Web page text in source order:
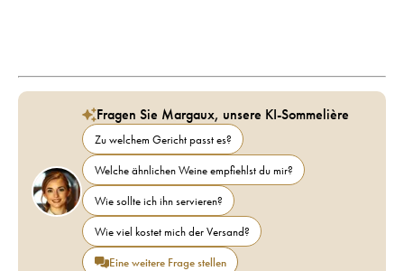
Fragen Sie Margaux, unsere KI-Sommelière
Zu welchem Gericht passt es?
Welche ähnlichen Weine empfiehlst du mir?
Wie sollte ich ihn servieren?
Wie viel kostet mich der Versand?
Eine weitere Frage stellen